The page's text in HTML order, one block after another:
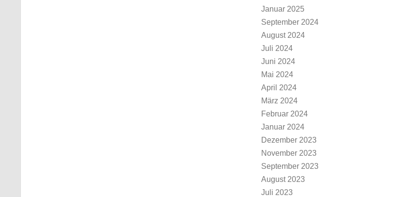
Januar 2025
September 2024
August 2024
Juli 2024
Juni 2024
Mai 2024
April 2024
März 2024
Februar 2024
Januar 2024
Dezember 2023
November 2023
September 2023
August 2023
Juli 2023